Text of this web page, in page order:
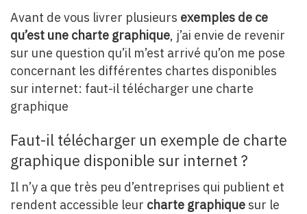
Avant de vous livrer plusieurs exemples de ce
qu’est une charte graphique, j’ai envie de revenir
sur une question qu’il m’est arrivé qu’on me pose
concernant les différentes chartes disponibles
sur internet: faut-il télécharger une charte
graphique
Faut-il télécharger un exemple de charte
graphique disponible sur internet ?
Il n’y a que très peu d’entreprises qui publient et
rendent accessible leur charte graphique sur le